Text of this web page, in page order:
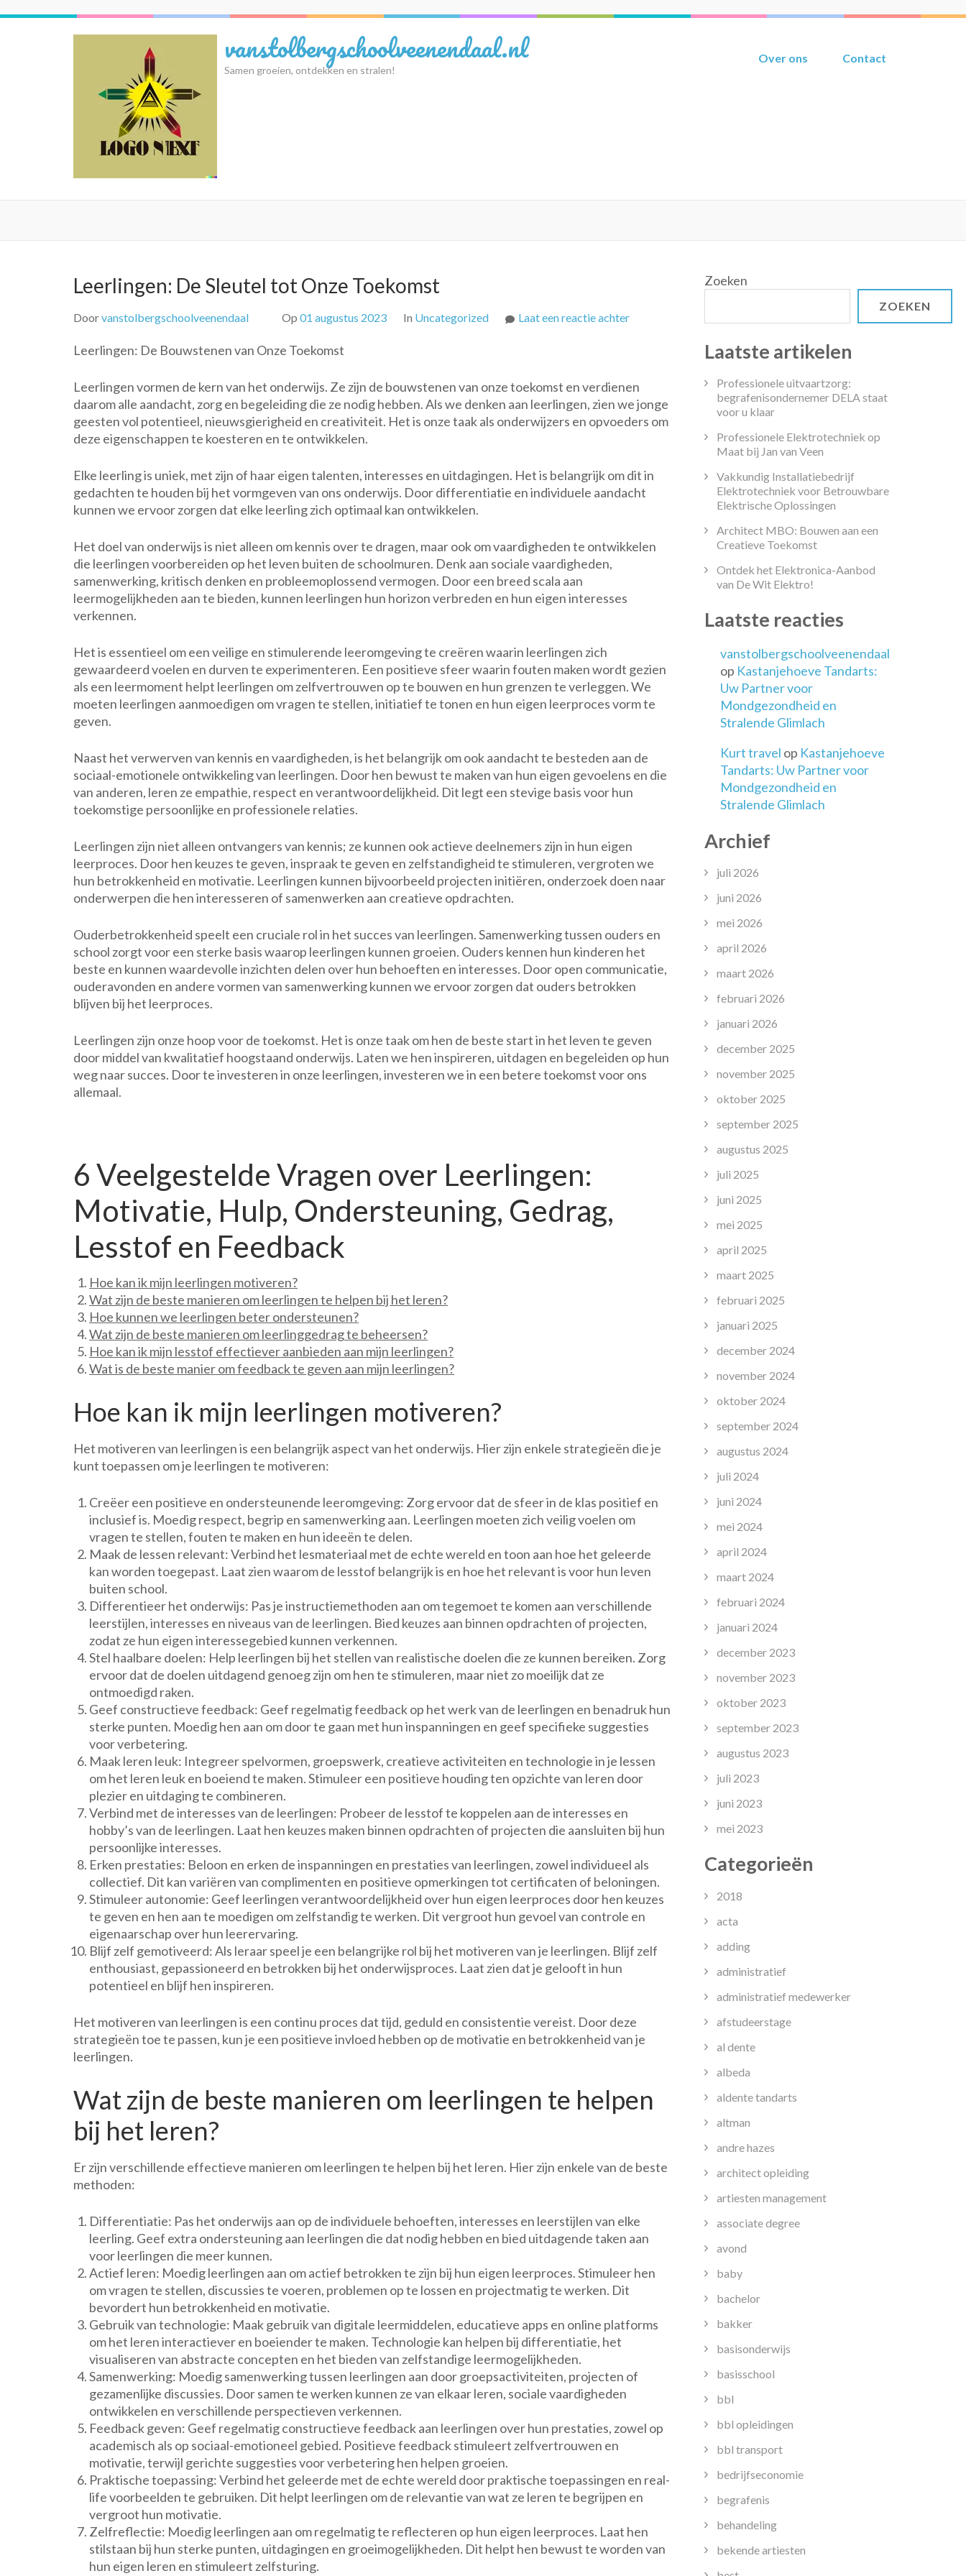
vanstolbergschoolveenendaal.nl
Samen groeien, ontdekken en stralen!
Over ons Contact
Leerlingen: De Sleutel tot Onze Toekomst
Doorvanstolbergschoolveenendaal Op 01 augustus 2023 In Uncategorized Laat een reactie achterop
tot
Onze
Toekomst
Leerlingen: De Bouwstenen van Onze Toekomst
Leerlingen vormen de kern van het onderwijs. Ze zijn de bouwstenen van onze toekomst en verdienen
daarom alle aandacht, zorg en begeleiding die ze nodig hebben. Als we denken aan leerlingen, zien we jonge
geesten vol potentieel, nieuwsgierigheid en creativiteit. Het is onze taak als onderwijzers en opvoeders om
deze eigenschappen te koesteren en te ontwikkelen.
Elke leerling is uniek, met zijn of haar eigen talenten, interesses en uitdagingen. Het is belangrijk om dit in
gedachten te houden bij het vormgeven van ons onderwijs. Door differentiatie en individuele aandacht
kunnen we ervoor zorgen dat elke leerling zich optimaal kan ontwikkelen.
Het doel van onderwijs is niet alleen om kennis over te dragen, maar ook om vaardigheden te ontwikkelen
die leerlingen voorbereiden op het leven buiten de schoolmuren. Denk aan sociale vaardigheden,
samenwerking, kritisch denken en probleemoplossend vermogen. Door een breed scala aan
leermogelijkheden aan te bieden, kunnen leerlingen hun horizon verbreden en hun eigen interesses
verkennen.
Het is essentieel om een veilige en stimulerende leeromgeving te creëren waarin leerlingen zich
gewaardeerd voelen en durven te experimenteren. Een positieve sfeer waarin fouten maken wordt gezien
als een leermoment helpt leerlingen om zelfvertrouwen op te bouwen en hun grenzen te verleggen. We
moeten leerlingen aanmoedigen om vragen te stellen, initiatief te tonen en hun eigen leerproces vorm te
geven.
Naast het verwerven van kennis en vaardigheden, is het belangrijk om ook aandacht te besteden aan de
sociaal-emotionele ontwikkeling van leerlingen. Door hen bewust te maken van hun eigen gevoelens en die
van anderen, leren ze empathie, respect en verantwoordelijkheid. Dit legt een stevige basis voor hun
toekomstige persoonlijke en professionele relaties.
Leerlingen zijn niet alleen ontvangers van kennis; ze kunnen ook actieve deelnemers zijn in hun eigen
leerproces. Door hen keuzes te geven, inspraak te geven en zelfstandigheid te stimuleren, vergroten we
hun betrokkenheid en motivatie. Leerlingen kunnen bijvoorbeeld projecten initiëren, onderzoek doen naar
onderwerpen die hen interesseren of samenwerken aan creatieve opdrachten.
Ouderbetrokkenheid speelt een cruciale rol in het succes van leerlingen. Samenwerking tussen ouders en
school zorgt voor een sterke basis waarop leerlingen kunnen groeien. Ouders kennen hun kinderen het
beste en kunnen waardevolle inzichten delen over hun behoeften en interesses. Door open communicatie,
ouderavonden en andere vormen van samenwerking kunnen we ervoor zorgen dat ouders betrokken
blijven bij het leerproces.
Leerlingen zijn onze hoop voor de toekomst. Het is onze taak om hen de beste start in het leven te geven
door middel van kwalitatief hoogstaand onderwijs. Laten we hen inspireren, uitdagen en begeleiden op hun
weg naar succes. Door te investeren in onze leerlingen, investeren we in een betere toekomst voor ons
allemaal.
6 Veelgestelde Vragen over Leerlingen:
Motivatie, Hulp, Ondersteuning, Gedrag,
Lesstof en Feedback
Hoe kan ik mijn leerlingen motiveren?
Wat zijn de beste manieren om leerlingen te helpen bij het leren?
Hoe kunnen we leerlingen beter ondersteunen?
Wat zijn de beste manieren om leerlinggedrag te beheersen?
Hoe kan ik mijn lesstof effectiever aanbieden aan mijn leerlingen?
Wat is de beste manier om feedback te geven aan mijn leerlingen?
Hoe kan ik mijn leerlingen motiveren?
Het motiveren van leerlingen is een belangrijk aspect van het onderwijs. Hier zijn enkele strategieën die je
kunt toepassen om je leerlingen te motiveren:
Creëer een positieve en ondersteunende leeromgeving: Zorg ervoor dat de sfeer in de klas positief en
inclusief is. Moedig respect, begrip en samenwerking aan. Leerlingen moeten zich veilig voelen om
vragen te stellen, fouten te maken en hun ideeën te delen.
Maak de lessen relevant: Verbind het lesmateriaal met de echte wereld en toon aan hoe het geleerde
kan worden toegepast. Laat zien waarom de lesstof belangrijk is en hoe het relevant is voor hun leven
buiten school.
Differentieer het onderwijs: Pas je instructiemethoden aan om tegemoet te komen aan verschillende
leerstijlen, interesses en niveaus van de leerlingen. Bied keuzes aan binnen opdrachten of projecten,
zodat ze hun eigen interessegebied kunnen verkennen.
Stel haalbare doelen: Help leerlingen bij het stellen van realistische doelen die ze kunnen bereiken. Zorg
ervoor dat de doelen uitdagend genoeg zijn om hen te stimuleren, maar niet zo moeilijk dat ze
ontmoedigd raken.
Geef constructieve feedback: Geef regelmatig feedback op het werk van de leerlingen en benadruk hun
sterke punten. Moedig hen aan om door te gaan met hun inspanningen en geef specifieke suggesties
voor verbetering.
Maak leren leuk: Integreer spelvormen, groepswerk, creatieve activiteiten en technologie in je lessen
om het leren leuk en boeiend te maken. Stimuleer een positieve houding ten opzichte van leren door
plezier en uitdaging te combineren.
Verbind met de interesses van de leerlingen: Probeer de lesstof te koppelen aan de interesses en
hobby’s van de leerlingen. Laat hen keuzes maken binnen opdrachten of projecten die aansluiten bij hun
persoonlijke interesses.
Erken prestaties: Beloon en erken de inspanningen en prestaties van leerlingen, zowel individueel als
collectief. Dit kan variëren van complimenten en positieve opmerkingen tot certificaten of beloningen.
Stimuleer autonomie: Geef leerlingen verantwoordelijkheid over hun eigen leerproces door hen keuzes
te geven en hen aan te moedigen om zelfstandig te werken. Dit vergroot hun gevoel van controle en
eigenaarschap over hun leerervaring.
Blijf zelf gemotiveerd: Als leraar speel je een belangrijke rol bij het motiveren van je leerlingen. Blijf zelf
enthousiast, gepassioneerd en betrokken bij het onderwijsproces. Laat zien dat je gelooft in hun
potentieel en blijf hen inspireren.
Het motiveren van leerlingen is een continu proces dat tijd, geduld en consistentie vereist. Door deze
strategieën toe te passen, kun je een positieve invloed hebben op de motivatie en betrokkenheid van je
leerlingen.
Wat zijn de beste manieren om leerlingen te helpen
bij het leren?
Er zijn verschillende effectieve manieren om leerlingen te helpen bij het leren. Hier zijn enkele van de beste
methoden:
Differentiatie: Pas het onderwijs aan op de individuele behoeften, interesses en leerstijlen van elke
leerling. Geef extra ondersteuning aan leerlingen die dat nodig hebben en bied uitdagende taken aan
voor leerlingen die meer kunnen.
Actief leren: Moedig leerlingen aan om actief betrokken te zijn bij hun eigen leerproces. Stimuleer hen
om vragen te stellen, discussies te voeren, problemen op te lossen en projectmatig te werken. Dit
bevordert hun betrokkenheid en motivatie.
Gebruik van technologie: Maak gebruik van digitale leermiddelen, educatieve apps en online platforms
om het leren interactiever en boeiender te maken. Technologie kan helpen bij differentiatie, het
visualiseren van abstracte concepten en het bieden van zelfstandige leermogelijkheden.
Samenwerking: Moedig samenwerking tussen leerlingen aan door groepsactiviteiten, projecten of
gezamenlijke discussies. Door samen te werken kunnen ze van elkaar leren, sociale vaardigheden
ontwikkelen en verschillende perspectieven verkennen.
Feedback geven: Geef regelmatig constructieve feedback aan leerlingen over hun prestaties, zowel op
academisch als op sociaal-emotioneel gebied. Positieve feedback stimuleert zelfvertrouwen en
motivatie, terwijl gerichte suggesties voor verbetering hen helpen groeien.
Praktische toepassing: Verbind het geleerde met de echte wereld door praktische toepassingen en real-
life voorbeelden te gebruiken. Dit helpt leerlingen om de relevantie van wat ze leren te begrijpen en
vergroot hun motivatie.
Zelfreflectie: Moedig leerlingen aan om regelmatig te reflecteren op hun eigen leerproces. Laat hen
stilstaan bij hun sterke punten, uitdagingen en groeimogelijkheden. Dit helpt hen bewust te worden van
hun eigen leren en stimuleert zelfsturing.
Zoeken
ZOEKEN
Laatste artikelen
Professionele uitvaartzorg:
begrafenisondernemer DELA staat
voor u klaar
Professionele Elektrotechniek op
Maat bij Jan van Veen
Vakkundig Installatiebedrijf
Elektrotechniek voor Betrouwbare
Elektrische Oplossingen
Architect MBO: Bouwen aan een
Creatieve Toekomst
Ontdek het Elektronica-Aanbod
van De Wit Elektro!
Laatste reacties
vanstolbergschoolveenendaal
op Kastanjehoeve Tandarts:
Uw Partner voor
Mondgezondheid en
Stralende Glimlach
Kurt travel op Kastanjehoeve
Tandarts: Uw Partner voor
Mondgezondheid en
Stralende Glimlach
Archief
juli 2026
juni 2026
mei 2026
april 2026
maart 2026
februari 2026
januari 2026
december 2025
november 2025
oktober 2025
september 2025
augustus 2025
juli 2025
juni 2025
mei 2025
april 2025
maart 2025
februari 2025
januari 2025
december 2024
november 2024
oktober 2024
september 2024
augustus 2024
juli 2024
juni 2024
mei 2024
april 2024
maart 2024
februari 2024
januari 2024
december 2023
november 2023
oktober 2023
september 2023
augustus 2023
juli 2023
juni 2023
mei 2023
Categorieën
2018
acta
adding
administratief
administratief medewerker
afstudeerstage
al dente
albeda
aldente tandarts
altman
andre hazes
architect opleiding
artiesten management
associate degree
avond
baby
bachelor
bakker
basisonderwijs
basisschool
bbl
bbl opleidingen
bbl transport
bedrijfseconomie
begrafenis
behandeling
bekende artiesten